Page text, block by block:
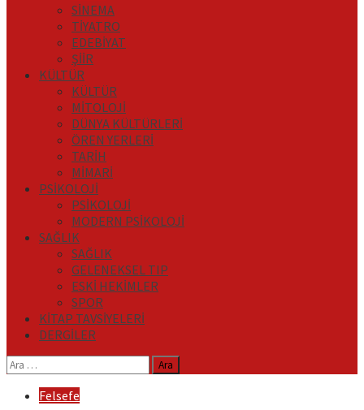
SİNEMA
TİYATRO
EDEBİYAT
ŞİİR
KÜLTÜR
KÜLTÜR
MİTOLOJİ
DÜNYA KÜLTÜRLERİ
ÖREN YERLERİ
TARİH
MİMARİ
PSİKOLOJİ
PSİKOLOJİ
MODERN PSİKOLOJİ
SAĞLIK
SAĞLIK
GELENEKSEL TIP
ESKİ HEKİMLER
SPOR
KİTAP TAVSİYELERİ
DERGİLER
Arama:
Felsefe